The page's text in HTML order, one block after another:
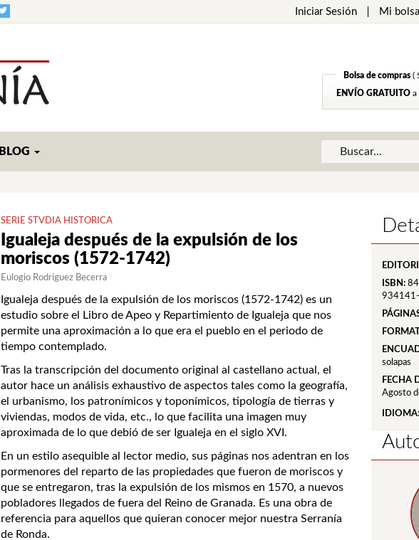
Iniciar Sesión Mi bolsa
Bolsa de compras (
ENVÍO GRATUITO a
BLOG
SERIE STVDIA HISTORICA
Igualeja después de la expulsión de los
moriscos (1572-1742)
Eulogio Rodríguez Becerra
Igualeja después de la expulsión de los moriscos (1572-1742) es un
estudio sobre el Libro de Apeo y Repartimiento de Igualeja que nos
permite una aproximación a lo que era el pueblo en el periodo de
tiempo contemplado.
Tras la transcripción del documento original al castellano actual, el
autor hace un análisis exhaustivo de aspectos tales como la geografía,
el urbanismo, los patronímicos y toponímicos, tipología de tierras y
viviendas, modos de vida, etc., lo que facilita una imagen muy
aproximada de lo que debió de ser Igualeja en el siglo XVI.
En un estilo asequible al lector medio, sus páginas nos adentran en los
pormenores del reparto de las propiedades que fueron de moriscos y
que se entregaron, tras la expulsión de los mismos en 1570, a nuevos
pobladores llegados de fuera del Reino de Granada. Es una obra de
referencia para aquellos que quieran conocer mejor nuestra Serranía
de Ronda.
ISBN:
solapas
FECHA
Agosto
IDIOMA: